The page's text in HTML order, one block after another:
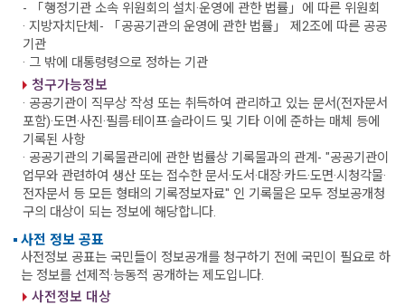
- 「행정기관 소속 위원회의 설치·운영에 관한 법률」에 따른 위원회
· 지방자치단체 - 「공공기관의 운영에 관한 법률」 제2조에 따른 공공
기관
· 그 밖에 대통령령으로 정하는 기관
청구가능정보
· 공공기관이 직무상 작성 또는 취득하여 관리하고 있는 문서(전자문서
포함)·도면·사진·필름·테이프·슬라이드 및 기타 이에 준하는 매체 등에
기록된 사항
· 공공기관의 기록물관리에 관한 법률상 기록물과의 관계 - "공공기관이
업무와 관련하여 생산 또는 접수한 문서·도서·대장·카드·도면·시청각물·
전자문서 등 모든 형태의 기록정보자료" 인 기록물은 모두 정보공개청
구의 대상이 되는 정보에 해당합니다.
사전 정보 공표
사전정보 공표는 국민들이 정보공개를 청구하기 전에 국민이 필요로 하
는 정보를 선제적·능동적 공개하는 제도입니다.
사전정보 대상